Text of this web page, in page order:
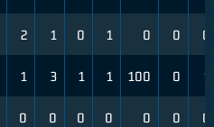
2 1 0 1 0 0 0
1 3 1 1 100 0 1
0 0 0 0 0 0 0